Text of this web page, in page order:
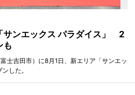
サンエックス パラダイス」 2
も
士吉田市）に8月1日、新エリア「サンエッ
した。